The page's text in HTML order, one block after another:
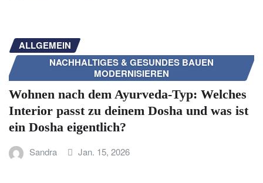
ALLGEMEIN
NACHHALTIGES & GESUNDES BAUEN
MODERNISIEREN
Wohnen nach dem Ayurveda-Typ: Welches
Interior passt zu deinem Dosha und was ist
ein Dosha eigentlich?
Sandra Jan. 15, 2026